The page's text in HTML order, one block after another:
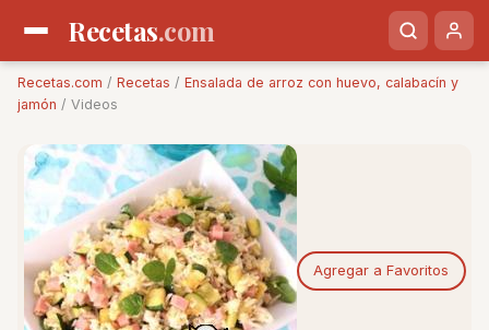
Recetas.com
Recetas.com / Recetas / Ensalada de arroz con huevo, calabacín y
jamón / Videos
Agregar a Favoritos